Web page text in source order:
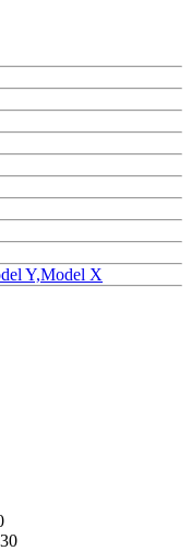
Y,Model X